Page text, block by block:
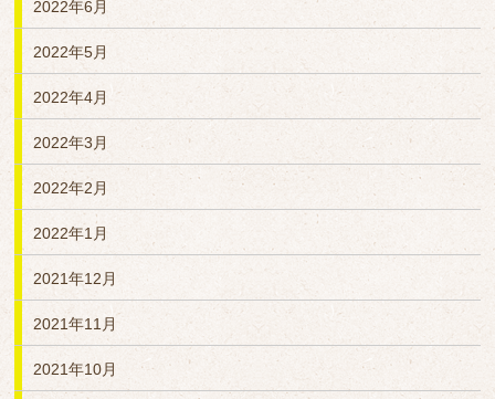
2022年6月
2022年5月
2022年4月
2022年3月
2022年2月
2022年1月
2021年12月
2021年11月
2021年10月